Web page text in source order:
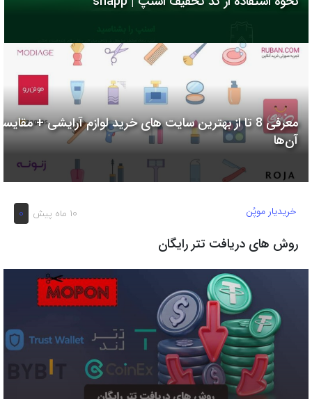
به
بگذارید.
لینک
معرفی 8 تا از بهترین سایت های خرید لوازم آرایشی +
آن‌ها
10 ماه پیش 0 خریدیار موپُن
روش های دریافت تتر رایگان